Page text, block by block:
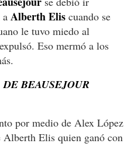
a Alberth Elis cuando se
le tuvo miedo al
Eso mermó a los
BEAUSEJOUR
por medio de Alex López
Alberth Elis quien ganó con